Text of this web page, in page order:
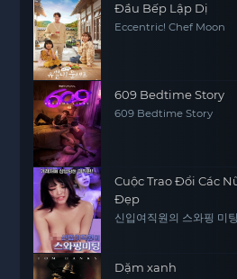
Đầu Bếp Lập Dị
Eccentric! Chef Moon
609 Bedtime Story
609 Bedtime Story
Cuộc Trao Đổi Các
Đẹp
신입여직원의 스와핑 미팅
Dặm xanh